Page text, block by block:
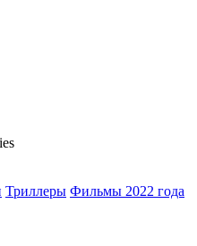
Триллеры Фильмы 2022 года